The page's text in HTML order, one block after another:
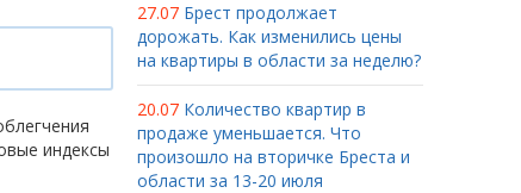
индексы
27.07 Брест продолжает
дорожать. Как изменились цены
на квартиры в области за неделю?
20.07 Количество квартир в
продаже уменьшается. Что
произошло на вторичке Бреста и
области за 13-20 июля